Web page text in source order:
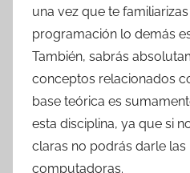
una vez que te
programación lo demás
También, sabrás
conceptos relacionados
base teórica es
esta disciplina, ya que si
claras no podrás darle las
computadoras.